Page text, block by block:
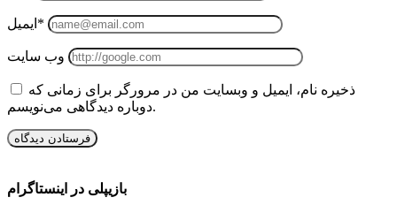
ایمیل*
وب سایت
ذخیره نام، ایمیل و وبسایت من در مرورگر برای زمانی که
دوباره دیدگاهی می‌نویسم.
بازیپلی در اینستاگرام